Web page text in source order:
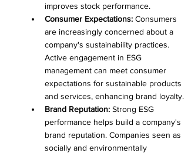
improves stock performance.
Consumer Expectations: Consumers
are increasingly concerned about a
company's sustainability practices.
Active engagement in ESG
management can meet consumer
expectations for sustainable products
and services, enhancing brand loyalty.
Brand Reputation: Strong ESG
performance helps build a company's
brand reputation. Companies seen as
socially and environmentally